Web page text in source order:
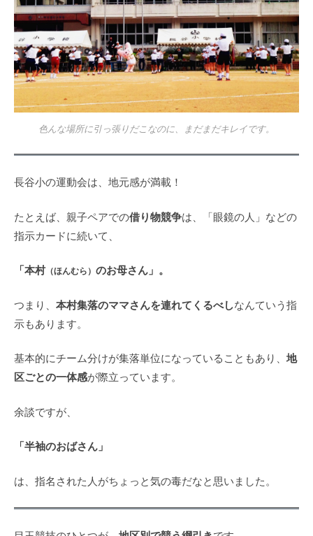
色んな場所に引っ張りだこなのに、まだまだキレイです。
長谷小の運動会は、地元感が満載！
たとえば、親子ペアでの借り物競争は、「眼鏡の人」などの
指示カードに続いて、
「本村（ほんむら） のお母さん」。
つまり、 本村集落のママさんを連れてくるべしなんていう指
示もあります。
基本的にチーム分けが集落単位になっていることもあり、 地
区ごとの一体感が際立っています。
余談ですが、
「半袖のおばさん」
は、指名された人がちょっと気の毒だなと思いました。